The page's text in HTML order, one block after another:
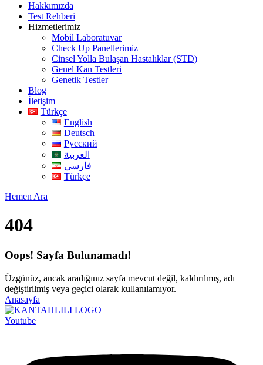
Hakkımızda
Test Rehberi
Hizmetlerimiz
Mobil Laboratuvar
Check Up Panellerimiz
Cinsel Yolla Bulaşan Hastalıklar (STD)
Genel Kan Testleri
Genetik Testler
Blog
İletişim
Türkçe
English
Deutsch
Русский
العربية
فارسی
Türkçe
Hemen Ara
404
Oops! Sayfa Bulunamadı!
Üzgünüz, ancak aradığınız sayfa mevcut değil, kaldırılmış, adı
değiştirilmiş veya geçici olarak kullanılamıyor.
Anasayfa
Youtube